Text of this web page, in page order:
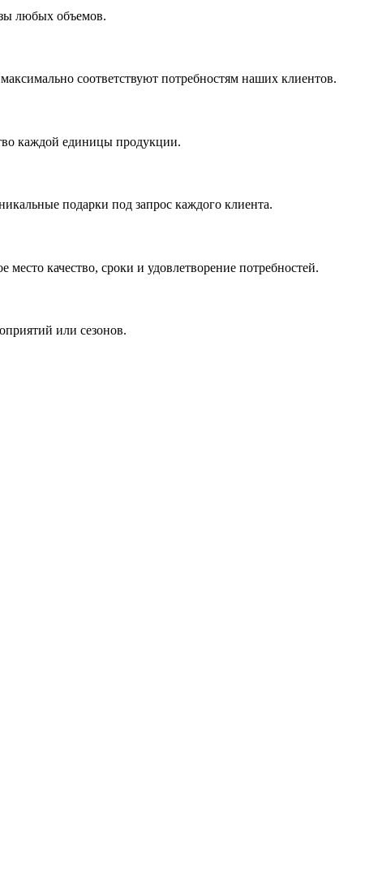
любых объемов.
соответствуют потребностям наших клиентов.
каждой единицы продукции.
подарки под запрос каждого клиента.
качество, сроки и удовлетворение потребностей.
или сезонов.